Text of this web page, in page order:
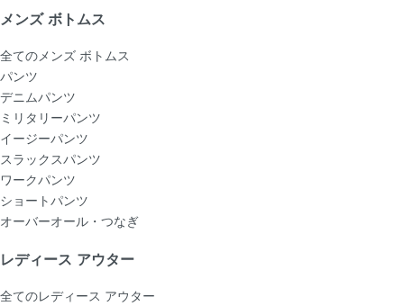
メンズ ボトムス
全てのメンズ ボトムス
パンツ
デニムパンツ
ミリタリーパンツ
イージーパンツ
スラックスパンツ
ワークパンツ
ショートパンツ
オーバーオール・つなぎ
レディース アウター
全てのレディース アウター